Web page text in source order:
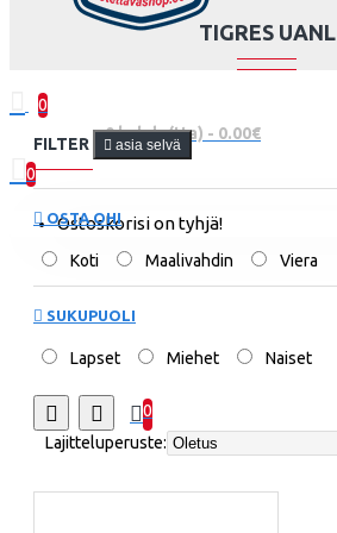
0
0 kohde(tta) - 0.00€
0
Ostoskorisi on tyhjä!
TIGRES UANL
FILTER asia selvä
OSTA OHI
Koti Maalivahdin Viera
SUKUPUOLI
Lapset Miehet Naiset
0
Lajitteluperuste: